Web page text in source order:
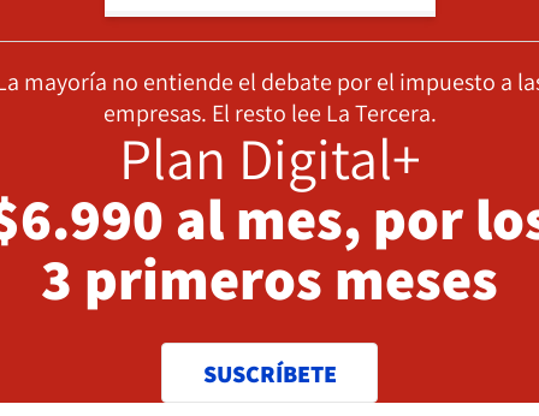
mayoría no entiende el debate por el impuesto a
empresas. El resto lee La Tercera.
Plan Digital+
al mes, por
3 primeros meses
SUSCRÍBETE